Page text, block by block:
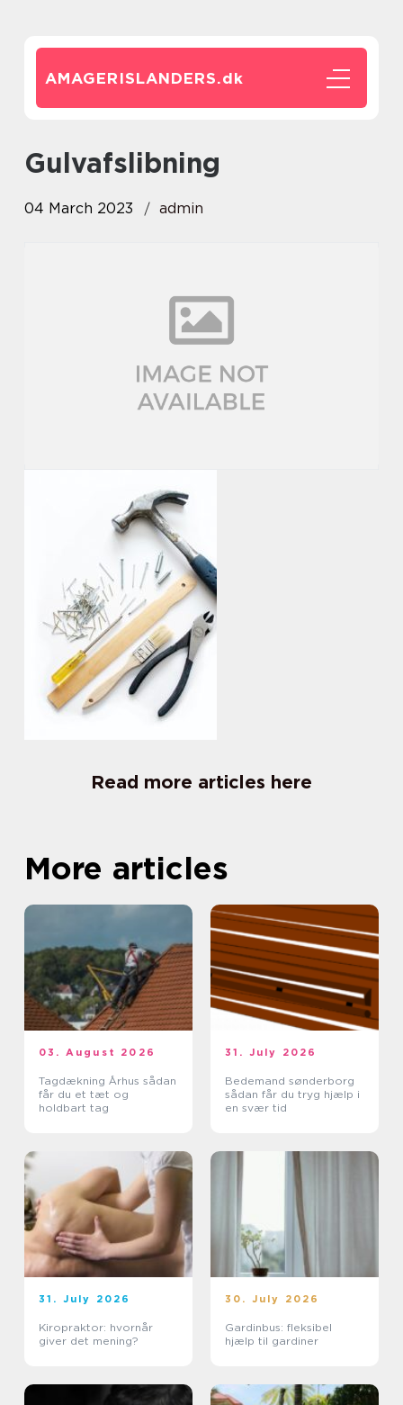
AMAGERISLANDERS.dk
gulvafslibning
04 March 2023 admin
Read more articles here
More articles
03. August 2026
Tagdækning Århus sådan
får du et tæt og
holdbart tag
31. July 2026
Bedemand sønderborg
sådan får du tryg hjælp i
en svær tid
31. July 2026
Kiropraktor: hvornår
giver det mening?
30. July 2026
Gardinbus: fleksibel
hjælp til gardiner